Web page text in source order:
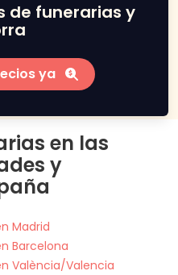
de funerarias y
ya
en las
y
Madrid
Barcelona
València/Valencia